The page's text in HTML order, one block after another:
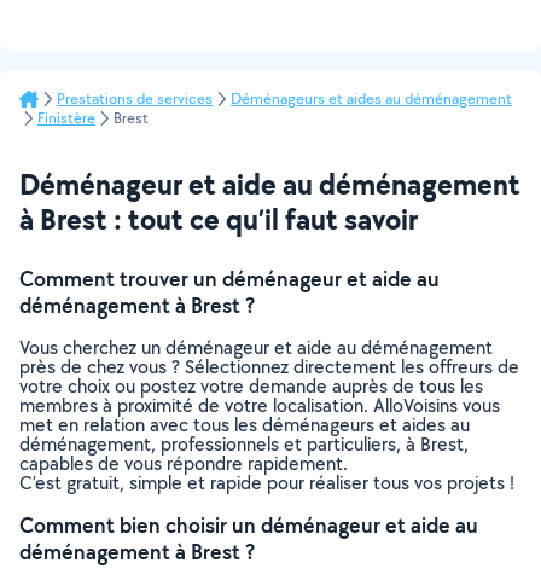
Prestations de services
Déménageurs et aides au déménagement
Finistère
Brest
Déménageur et aide au déménagement
à Brest : tout ce qu’il faut savoir
Comment trouver un déménageur et aide au
déménagement à Brest ?
Vous cherchez un déménageur et aide au déménagement
près de chez vous ? Sélectionnez directement les offreurs de
votre choix ou postez votre demande auprès de tous les
membres à proximité de votre localisation. AlloVoisins vous
met en relation avec tous les déménageurs et aides au
déménagement, professionnels et particuliers, à Brest,
capables de vous répondre rapidement.
C’est gratuit, simple et rapide pour réaliser tous vos projets !
Comment bien choisir un déménageur et aide au
déménagement à Brest ?